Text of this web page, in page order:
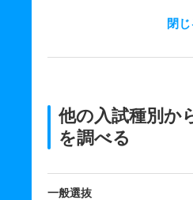
閉じ
他の入試種別か
を調べる
一般選抜